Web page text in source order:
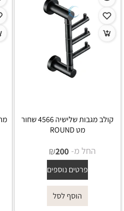
קולב מגבות שלישיה 4566 שחור
מט ROUND
החל מ- ₪200
פרטים נוספים
הוסף לסל